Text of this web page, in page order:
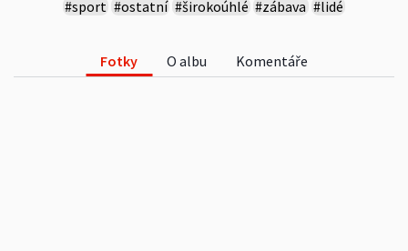
#sport #ostatní #širokoúhlé #zábava #lidé
Fotky O albu Komentáře